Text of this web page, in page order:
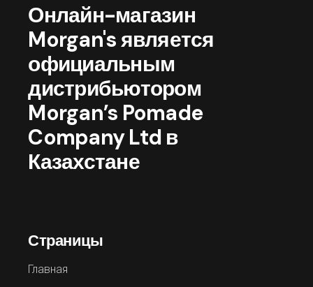
Онлайн-магазин
Morgan's является
официальным
дистрибьютором
Morgan’s Pomade
Company Ltd в
Казахстане
Страницы
Главная